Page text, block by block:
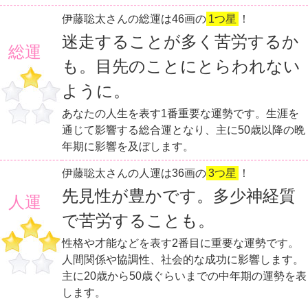
総運
伊藤聡太さんの総運は46画の 1つ星 ！
迷走することが多く苦労するか
も。目先のことにとらわれない
ように。
あなたの人生を表す1番重要な運勢です。生涯を
通じて影響する総合運となり、主に50歳以降の晩
年期に影響を及ぼします。
人運
伊藤聡太さんの人運は36画の3つ星 ！
先見性が豊かです。多少神経質
で苦労することも。
性格や才能などを表す2番目に重要な運勢です。
人間関係や協調性、社会的な成功に影響します。
主に20歳から50歳ぐらいまでの中年期の運勢を表
します。